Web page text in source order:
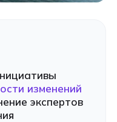
изменений
экспертов